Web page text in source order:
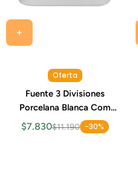
Oferta
Fuente 3 Divisiones
Porcelana Blanca Com
32x17 cm Costa Verde
$7.830$11.190 -30%